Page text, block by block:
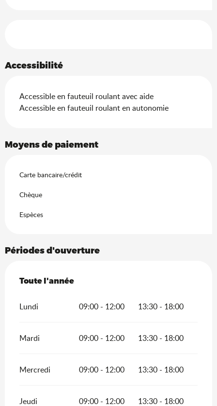
Accessibilité
Accessible en fauteuil roulant avec aide
Accessible en fauteuil roulant en autonomie
Moyens de paiement
Carte bancaire/crédit
Chèque
Espèces
Périodes d'ouverture
Toute l'année
Toute l'année
Lundi 09:00 - 12:00 13:30 - 18:00
Mardi 09:00 - 12:00 13:30 - 18:00
Mercredi 09:00 - 12:00 13:30 - 18:00
Jeudi 09:00 - 12:00 13:30 - 18:00